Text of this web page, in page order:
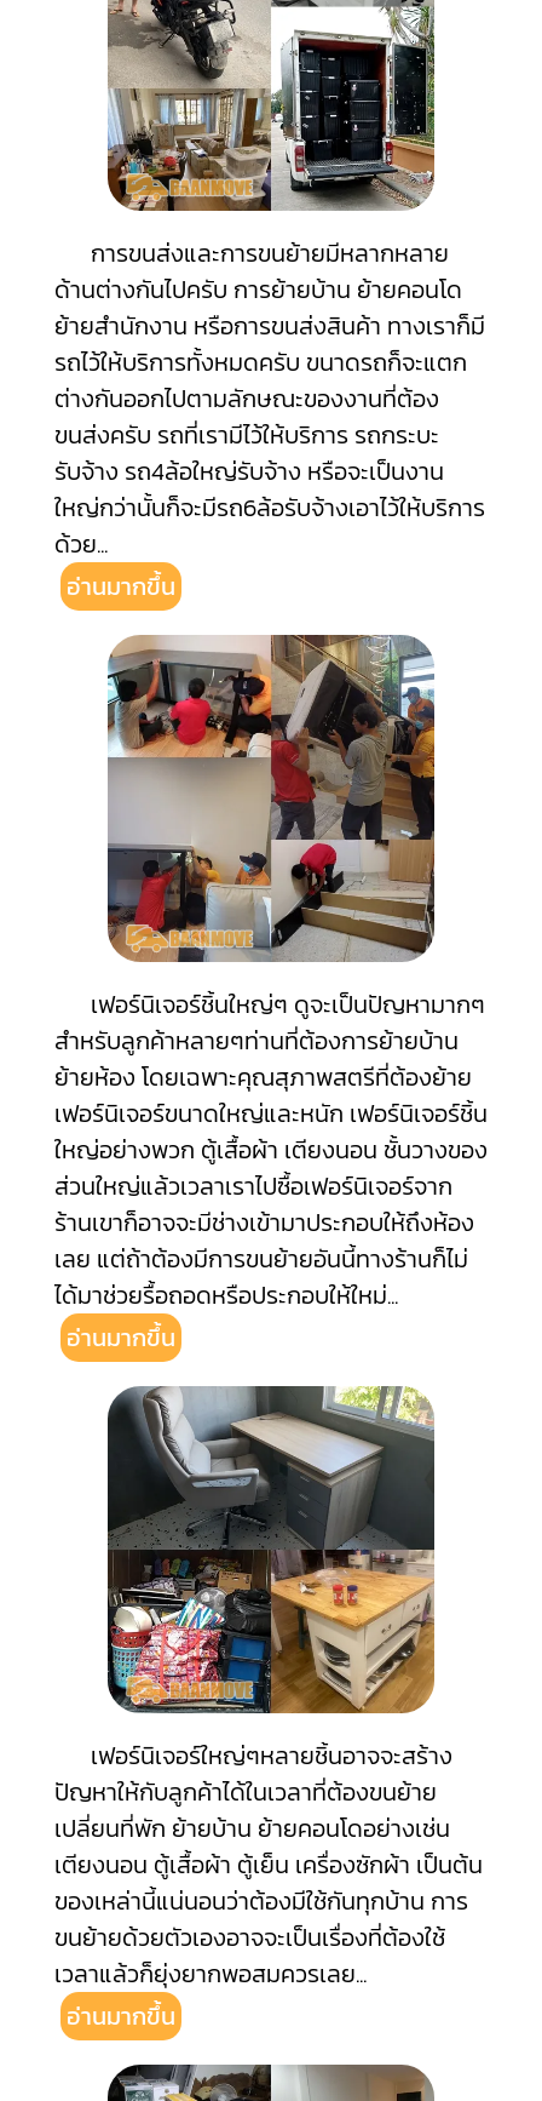
การขนส่งและการขนย้ายมีหลากหลาย
ด้านต่างกันไปครับ การย้ายบ้าน ย้ายคอนโด
ย้ายสำนักงาน หรือการขนส่งสินค้า ทางเราก็มี
รถไว้ให้บริการทั้งหมดครับ ขนาดรถก็จะแตก
ต่างกันออกไปตามลักษณะของงานที่ต้อง
ขนส่งครับ รถที่เรามีไว้ให้บริการ รถกระบะ
รับจ้าง รถ4ล้อใหญ่รับจ้าง หรือจะเป็นงาน
ใหญ่กว่านั้นก็จะมีรถ6ล้อรับจ้างเอาไว้ให้บริการ
ด้วย...
อ่านมากขึ้น
เฟอร์นิเจอร์ชิ้นใหญ่ๆ ดูจะเป็นปัญหามากๆ
สำหรับลูกค้าหลายๆท่านที่ต้องการย้ายบ้าน
ย้ายห้อง โดยเฉพาะคุณสุภาพสตรีที่ต้องย้าย
เฟอร์นิเจอร์ขนาดใหญ่และหนัก เฟอร์นิเจอร์ชิ้น
ใหญ่อย่างพวก ตู้เสื้อผ้า เตียงนอน ชั้นวางของ
ส่วนใหญ่แล้วเวลาเราไปซื้อเฟอร์นิเจอร์จาก
ร้านเขาก็อาจจะมีช่างเข้ามาประกอบให้ถึงห้อง
เลย แต่ถ้าต้องมีการขนย้ายอันนี้ทางร้านก็ไม่
ได้มาช่วยรื้อถอดหรือประกอบให้ใหม่...
อ่านมากขึ้น
เฟอร์นิเจอร์ใหญ่ๆหลายชิ้นอาจจะสร้าง
ปัญหาให้กับลูกค้าได้ในเวลาที่ต้องขนย้าย
เปลี่ยนที่พัก ย้ายบ้าน ย้ายคอนโดอย่างเช่น
เตียงนอน ตู้เสื้อผ้า ตู้เย็น เครื่องซักผ้า เป็นต้น
ของเหล่านี้แน่นอนว่าต้องมีใช้กันทุกบ้าน การ
ขนย้ายด้วยตัวเองอาจจะเป็นเรื่องที่ต้องใช้
เวลาแล้วก็ยุ่งยากพอสมควรเลย...
อ่านมากขึ้น